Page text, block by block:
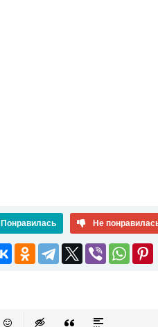
Понравилась Не